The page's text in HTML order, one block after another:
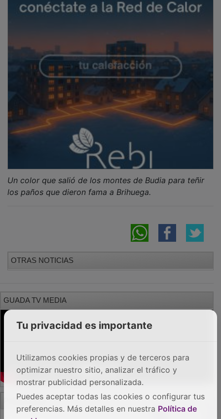
los paños que dieron fama a Brihuega.
PUBLICIDAD
Tu privacidad es importante
Utilizamos cookies propias y de terceros para
optimizar nuestro sitio, analizar el tráfico y
mostrar publicidad personalizada.
Puedes aceptar todas las cookies o configurar tus
preferencias. Más detalles en nuestra Política de